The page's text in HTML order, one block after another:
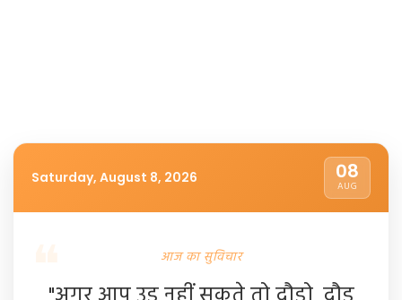
Saturday, August 8, 2026 08
AUG
आज का सुविचार